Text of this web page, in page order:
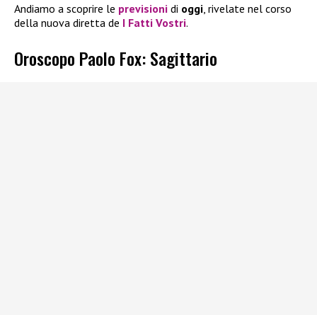
Andiamo a scoprire le previsioni di oggi , rivelate nel corso
della nuova diretta de I Fatti Vostri.
Oroscopo Paolo Fox: Sagittario